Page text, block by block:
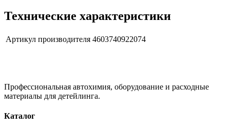
Технические характеристики
Артикул производителя 4603740922074
Профессиональная автохимия, оборудование и расходные
материалы для детейлинга.
Каталог